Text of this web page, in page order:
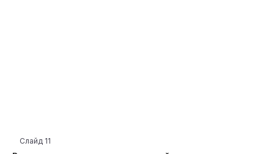
Слайд 11